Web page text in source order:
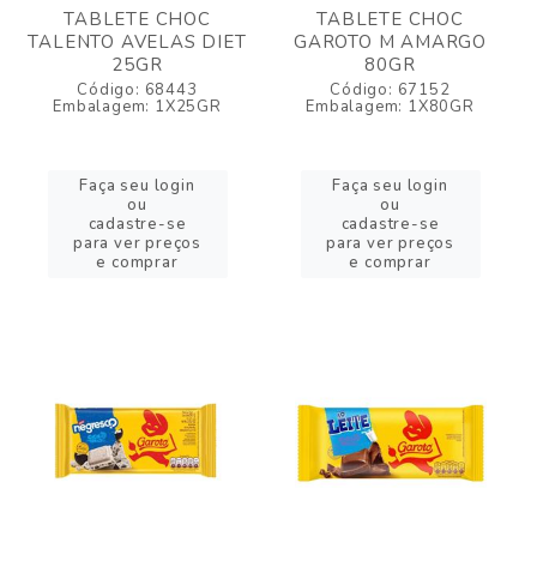
TABLETE CHOC
TALENTO AVELAS DIET
25GR
Código: 68443
Embalagem: 1X25GR
Faça seu login
ou
cadastre-se
para ver preços
e comprar
TABLETE CHOC
GAROTO M AMARGO
80GR
Código: 67152
Embalagem: 1X80GR
Faça seu login
ou
cadastre-se
para ver preços
e comprar